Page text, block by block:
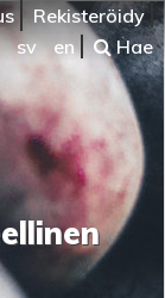
Rekisteröidy
sv en Hae